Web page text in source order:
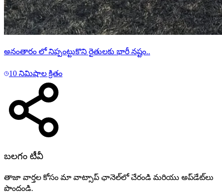
అనంతారం లో నిప్పంట్టుకొని రైతులకు భారీ నష్టం..
10 నిమిషాల క్రితం
బలగం టీవీ
తాజా వార్తల కోసం మా వాట్సాప్ ఛానెల్‌లో చేరండి మరియు అప్‌డేట్‌లు
పొందండి.